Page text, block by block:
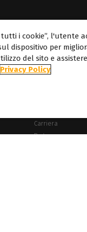
Circa
Carriera
Partner
tutti i cookie”, l'utente
dispositivo per
del sito e
Privacy Policy